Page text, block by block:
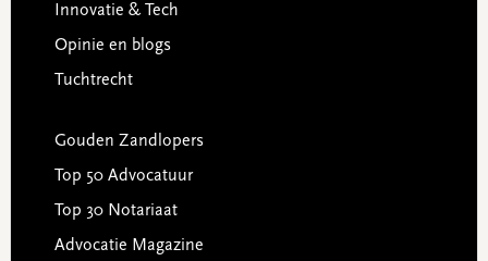
Innovatie & Tech
Opinie en blogs
Tuchtrecht
Gouden Zandlopers
Top 50 Advocatuur
Top 30 Notariaat
Advocatie Magazine